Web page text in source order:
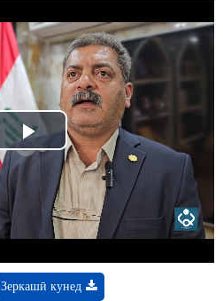
Play
Video
Зеркашӣ кунед